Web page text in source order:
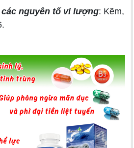
nguyên tố vi lượng: Kẽm,